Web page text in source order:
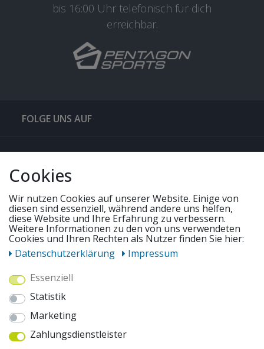
bis 16:00 Uhr telefonisch für dich
erreichbar.
FOLGE UNS AUF
QUICKLINKS & TIPPS
UNSERE ANGEBOTE
WIR VERSENDEN MIT
AUSZEICHNUNGEN & SICHERHEIT
Cookies
Wir nutzen Cookies auf unserer Website. Einige von
diesen sind essenziell, während andere uns helfen,
diese Website und Ihre Erfahrung zu verbessern.
Weitere Informationen zu den von uns verwendeten
Cookies und Ihren Rechten als Nutzer finden Sie hier:
Daten­schutz­erklärung
Impressum
Essenziell
Statistik
Marketing
Zahlungsdienstleister